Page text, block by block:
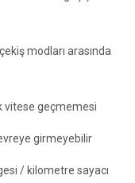
modları arasında
vitese geçmemesi
girmeyebilir
/ kilometre sayacı